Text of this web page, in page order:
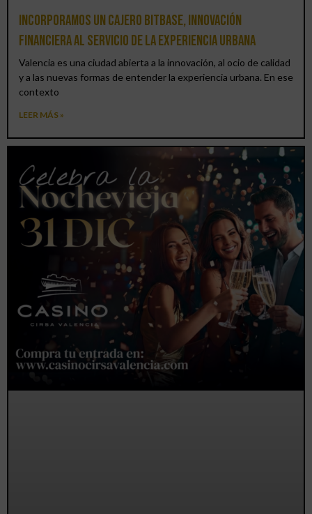
Incorporamos un cajero BitBase, innovación
financiera al servicio de la experiencia urbana
Valencia es una ciudad abierta a la innovación, al ocio de calidad
y a las nuevas formas de entender la experiencia urbana. En ese
contexto
LEER MÁS »